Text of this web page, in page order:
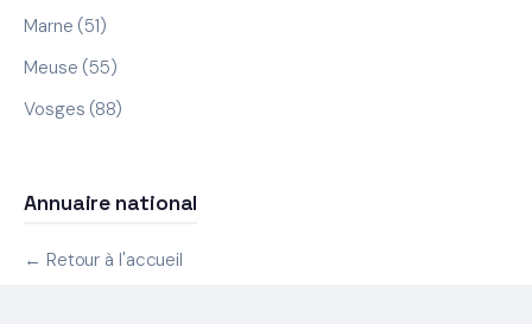
Marne (51)
Meuse (55)
Vosges (88)
Annuaire national
← Retour à l'accueil